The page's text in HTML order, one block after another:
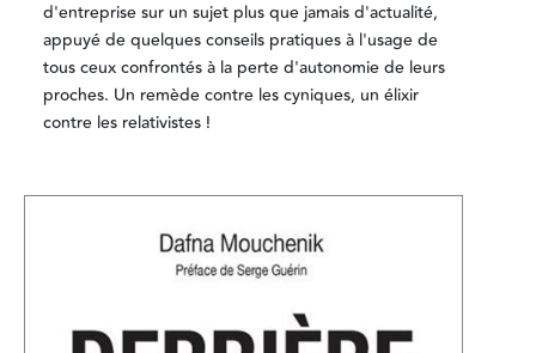
d'entreprise sur un sujet plus que jamais d'actualité,
appuyé de quelques conseils pratiques à l'usage de
tous ceux confrontés à la perte d'autonomie de leurs
proches. Un remède contre les cyniques, un élixir
contre les relativistes !